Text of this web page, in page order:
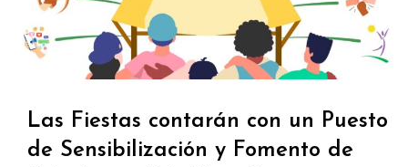
Las Fiestas contarán con un Puesto
de Sensibilización y Fomento de